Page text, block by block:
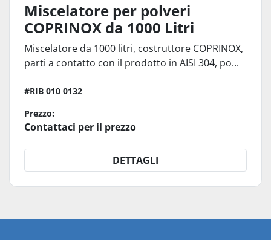
Miscelatore per polveri
COPRINOX da 1000 Litri
Miscelatore da 1000 litri, costruttore COPRINOX,
parti a contatto con il prodotto in AISI 304, po...
#RIB 010 0132
Prezzo:
Contattaci per il prezzo
DETTAGLI